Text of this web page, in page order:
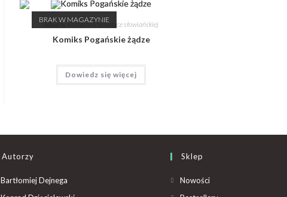
BRAK W MAGAZYNIE
Albumy Komiksy o tematyce słowiańskiej
Komiks Pogańskie żądze
Dowiedz się więcej
Autorzy
Bartłomiej Dejnega
Sklep
Nowości